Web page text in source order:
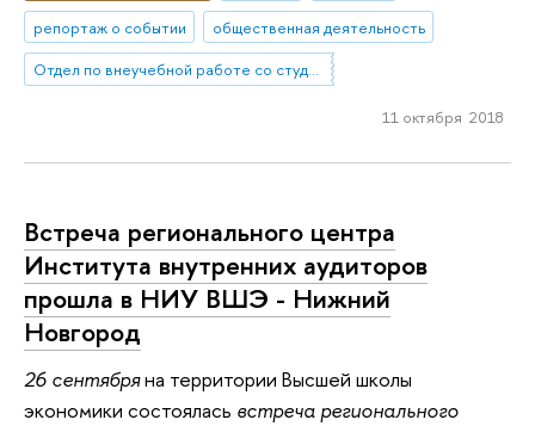
репортаж о событии
общественная деятельность
Отдел по внеучебной работе со студентами (Нижний Новгород)
11 октября 2018
Встреча регионального центра
Института внутренних аудиторов
прошла в НИУ ВШЭ - Нижний
Новгород
26 сентябряна территории Высшей школы
экономики состоялась встреча регионального